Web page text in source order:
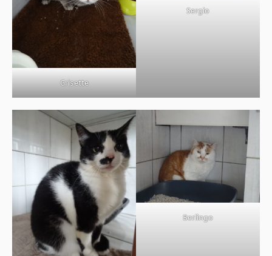
Grisette
Sergio
Berlingo